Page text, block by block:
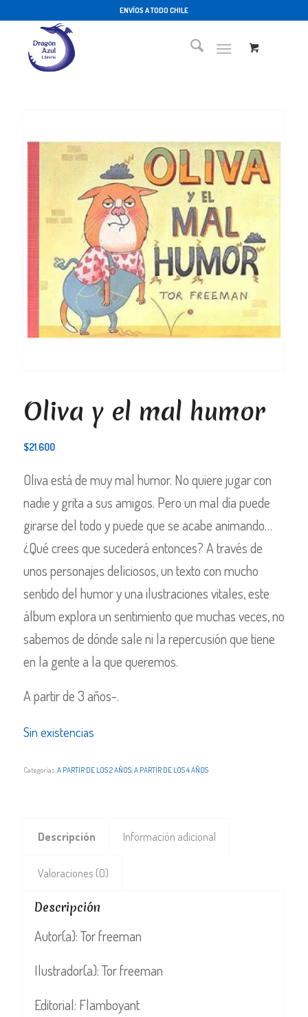
ENVÍOS A TODO CHILE
Oliva y el mal humor
$21.600
Oliva está de muy mal humor. No quiere jugar con
nadie y grita a sus amigos. Pero un mal día puede
girarse del todo y puede que se acabe animando…
¿Qué crees que sucederá entonces? A través de
unos personajes deliciosos, un texto con mucho
sentido del humor y una ilustraciones vitales, este
álbum explora un sentimiento que muchas veces, no
sabemos de dónde sale ni la repercusión que tiene
en la gente a la que queremos.
A partir de 3 años-.
Sin existencias
Categorías:A PARTIR DE LOS 2 AÑOS,A PARTIR DE LOS 4 AÑOS
Descripción Información adicional
Valoraciones (0)
Descripción
Autor(a): Tor freeman
Ilustrador(a): Tor freeman
Editorial: Flamboyant